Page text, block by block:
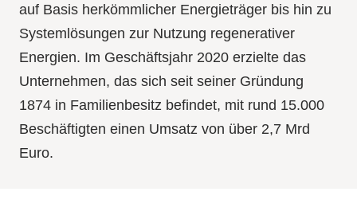
auf Basis herkömmlicher Energieträger bis hin zu
Systemlösungen zur Nutzung regenerativer
Energien. Im Geschäftsjahr 2020 erzielte das
Unternehmen, das sich seit seiner Gründung
1874 in Familienbesitz befindet, mit rund 15.000
Beschäftigten einen Umsatz von über 2,7 Mrd
Euro.